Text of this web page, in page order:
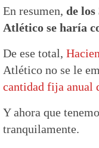
En resumen, de
Atlético se haría
De ese total,
Atlético no se le
cantidad fija anual
Y ahora que
tranquilamente.